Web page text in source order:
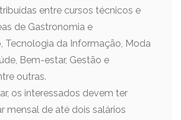
entre cursos técnicos e
de Gastronomia e
Tecnologia da Informação, Moda
Bem-estar, Gestão e
outras.
os interessados devem ter
mensal de até dois salários